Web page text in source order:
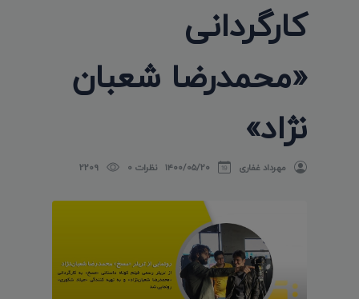
کارگردانی
«محمدرضا شعبان
نژاد»
مهرداد غفاری ۱۴۰۰/۰۵/۲۰ نظرات 0 2209